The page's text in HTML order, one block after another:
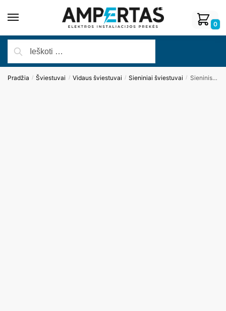
0
Pradžia / Šviestuvai / Vidaus šviestuvai / Sieniniai šviestuvai / Sieninis šviestuvas FINGER90 W0214